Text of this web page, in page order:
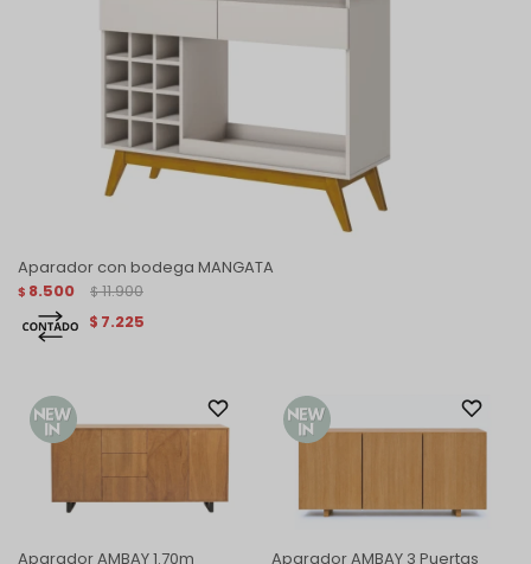
Aparador con bodega MANGATA
$ 8.500 $ 11.900
$ 7.225
Aparador AMBAY 1.70m Aparador AMBAY 3 Puertas